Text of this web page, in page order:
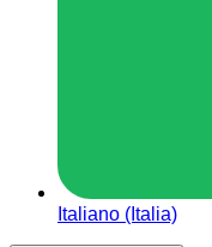
Italiano (Italia)